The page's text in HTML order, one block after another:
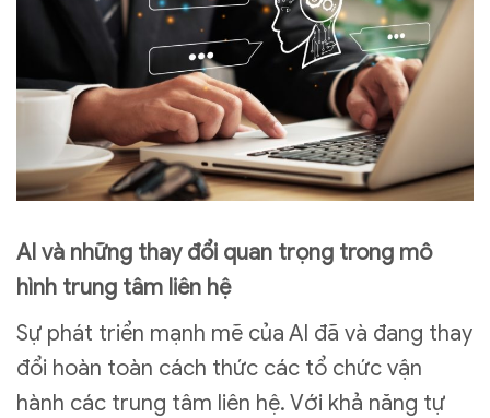
AI và những thay đổi quan trọng trong mô
hình trung tâm liên hệ
Sự phát triển mạnh mẽ của AI đã và đang thay
đổi hoàn toàn cách thức các tổ chức vận
hành các trung tâm liên hệ. Với khả năng tự